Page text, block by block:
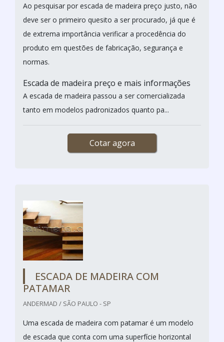
Ao pesquisar por escada de madeira preço justo, não
deve ser o primeiro quesito a ser procurado, já que é
de extrema importância verificar a procedência do
produto em questões de fabricação, segurança e
normas.
Escada de madeira preço e mais informações
A escada de madeira passou a ser comercializada
tanto em modelos padronizados quanto pa...
Cotar agora
ESCADA DE MADEIRA COM
PATAMAR
ANDERMAD / SÃO PAULO - SP
Uma escada de madeira com patamar é um modelo
de escada que conta com uma superfície horizontal